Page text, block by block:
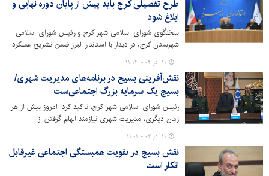
بین‌المللی فیلم فجر امسال راه پیدا کرده است.
طرح تفصیلی کرج باید پیش از پایان دوره نهایی و
ابلاغ شود
سخنگوی شورای اسلامی شهر کرج و رئیس شورای اسلامی
شهرستان کرج، در دیدار با استاندار البرز ضمن تشریح عملکرد
دوره ششم شورا، بر ضرورت ادامه‌ کارها تا روز پایانی این دوره
و تکمیل پروژه‌های زیرساختی و خدماتی با همراهی مجموعه
مدیریت استان تأکید کرد.
۱۱ آذر ۰۴ - ۱۱:۱۴
نقش‌آفرینی بسیج در برنامه‌های مدیریت شهری/
بسیج یک سرمایه بزرگ اجتماعی‌ست
رئیس شورای اسلامی شهر کرج، تاکید کرد: امروز بیش از هر
زمان دیگری، مدیریت شهری نیازمند الهام گرفتن از
سیره‌ای‌ست که خدمت خالصانه، بی‌منت و عادلانه به مردم را به
ما می‌آموزد.
۱۱ آذر ۰۴ - ۱۱:۰۱
نقش بسیج در تقویت همبستگی اجتماعی غیرقابل
انکار است